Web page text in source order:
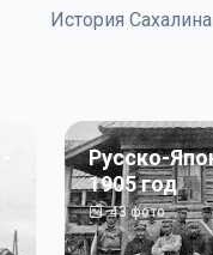
История
Русско-
1905 год
43фото